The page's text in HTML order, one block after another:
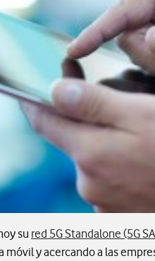
su red 5G Standalone (5G
y acercando a las